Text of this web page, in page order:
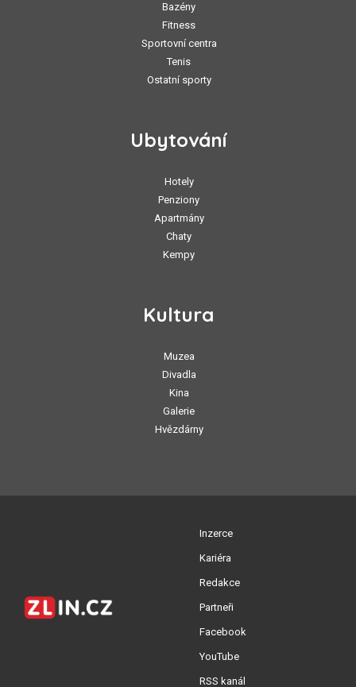
Bazény
Fitness
Sportovní centra
Tenis
Ostatní sporty
Ubytování
Hotely
Penziony
Apartmány
Chaty
Kempy
Kultura
Muzea
Divadla
Kina
Galerie
Hvězdárny
Inzerce
Kariéra
Redakce
Partneři
Facebook
YouTube
RSS kanál